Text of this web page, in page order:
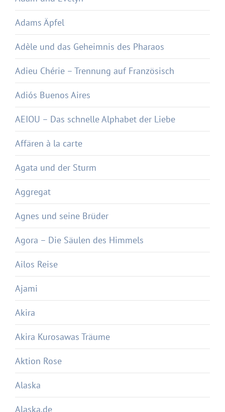
Adams Äpfel
Adèle und das Geheimnis des Pharaos
Adieu Chérie – Trennung auf Französisch
Adiós Buenos Aires
AEIOU – Das schnelle Alphabet der Liebe
Affären à la carte
Agata und der Sturm
Aggregat
Agnes und seine Brüder
Agora – Die Säulen des Himmels
Ailos Reise
Ajami
Akira
Akira Kurosawas Träume
Aktion Rose
Alaska
Alaska.de